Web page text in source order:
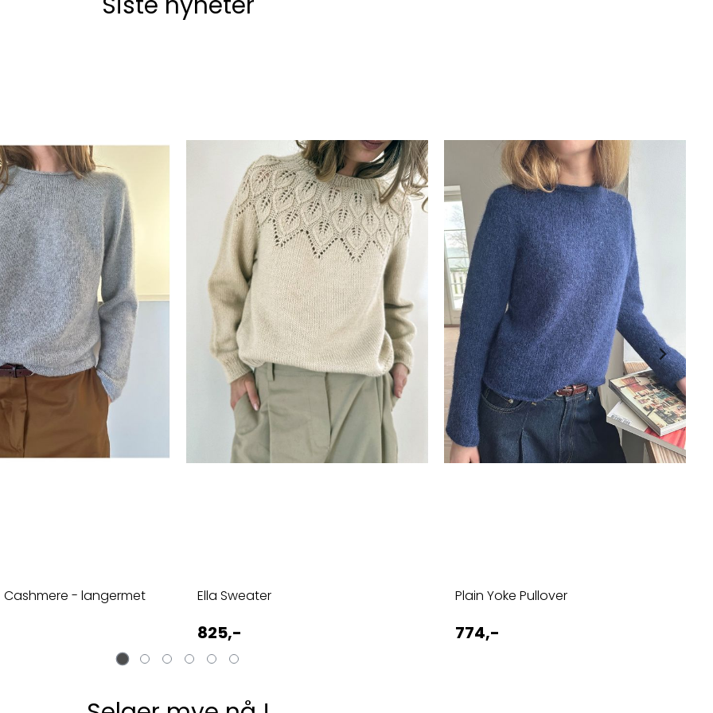
Cashmere - langermet Ella Sweater
825,-
Plain Yoke Pullover
774,-